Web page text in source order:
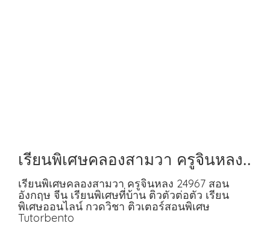
เรียนพิเศษคลองสามวา ครูจินหลง
24967 สอนอังกฤษ จีน
เรียนพิเศษคลองสามวา ครูจินหลง 24967 สอน
อังกฤษ จีน เรียนพิเศษที่บ้าน ติวตัวต่อตัว เรียน
พิเศษออนไลน์ กวดวิชา ติวเตอร์สอนพิเศษ
Tutorbento